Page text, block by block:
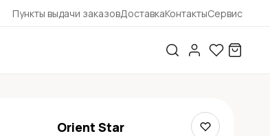
Пункты выдачи заказовДоставкаКонтактыСервис
Orient Star